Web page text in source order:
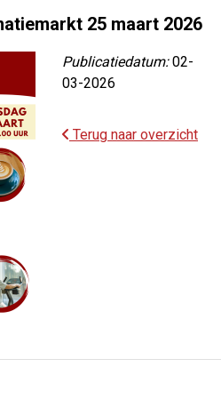
25 maart 2026
Publicatiedatum:02-
03-2026
Terug naar overzicht